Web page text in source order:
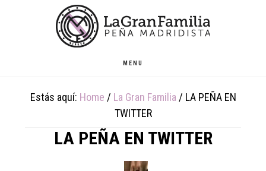
MENU
Estás aquí: Home / La Gran Familia / LA PEÑA EN
TWITTER
LA PEÑA EN TWITTER